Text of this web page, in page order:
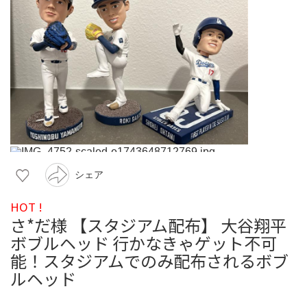
シェア
HOT !
さ*だ様 【スタジアム配布】 大谷翔平
ボブルヘッド 行かなきゃゲット不可
能！スタジアムでのみ配布されるボブ
ルヘッド